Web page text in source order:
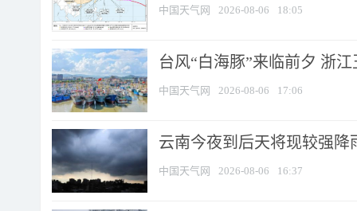
中国天气网 2026-08-06 18:05
台风“白海豚”来临前夕 浙
中国天气网 2026-08-06 17:06
云南今夜到后天将现较强降
中国天气网 2026-08-06 16:37